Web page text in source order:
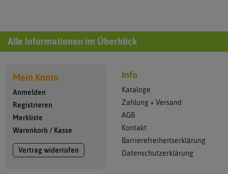
Alle Informationen im Überblick
Mein Konto
Anmelden
Registrieren
Merkliste
Warenkorb / Kasse
Vertrag widerrufen
Info
Kataloge
Zahlung + Versand
AGB
Kontakt
Barrierefreiheitserklärung
Datenschutzerklärung